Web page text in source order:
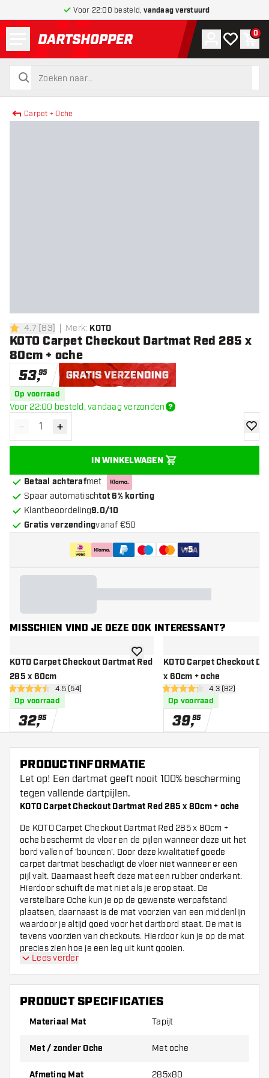
Voor 22:00 besteld,vandaag verstuurd
terug naar home pagina
zoeken
zoeken
Account
Mijn 0
Carpet + Oche
4.7 score sterren
4.7 [83] Merk: KOTO
KOTO Carpet Checkout Dartmat Red 285 x
80cm + oche
53,95
Gratis verzending
Op voorraad
Voor 22:00 besteld, vandaag verzonden
Verminder hoeveelheid
- Verhoog hoeveelheid
+
IN WINKELWAGEN
Betaal achterafmet
Spaar automatischtot 6% korting
Klantbeoordeling9.0/10
Gratis verzendingvanaf €50
+5
MISSCHIEN VIND JE DEZE OOK INTERESSANT?
KOTO Carpet Checkout Dartmat Red
285 x 60cm
open reviews drawer
4.5 score sterren4.5 (54)
Op voorraad
32,95
toevoegen aan verlanglijst
KOTO Carpet Checkout
x 60cm + oche
open reviews
4.3 score sterren4.3 (82)
Op voorraad
39,95
PRODUCTINFORMATIE
Let op! Een dartmat geeft nooit 100% bescherming
tegen vallende dartpijlen.
KOTO Carpet Checkout Dartmat Red 285 x 80cm + oche
De KOTO Carpet Checkout Dartmat Red 285 x 80cm +
oche beschermt de vloer en de pijlen wanneer deze uit het
bord vallen of 'bouncen'. Door deze kwalitatief goede
carpet dartmat beschadigt de vloer niet wanneer er een
pijl valt. Daarnaast heeft deze mat een rubber onderkant.
Hierdoor schuift de mat niet als je erop staat. De
verstelbare Oche kun je op de gewenste werpafstand
plaatsen, daarnaast is de mat voorzien van een middenlijn
waardoor je altijd goed voor het dartbord staat. De mat is
tevens voorzien van checkouts. Hierdoor kun je op de mat
precies zien hoe je een leg uit kunt gooien.
Hoogwaardig materiaal:De dartmat is gemaakt
van een hoogwaardige polyestervezel. De mat
milieuvriendelijke antislip laag waardoor de mat
Throwline:De KOTO Carpet Checkout Dartmat
Lees verder
PRODUCT SPECIFICATIES
Materiaal Mat Tapijt
Met / zonder Oche Met oche
Afmeting Mat 285x80